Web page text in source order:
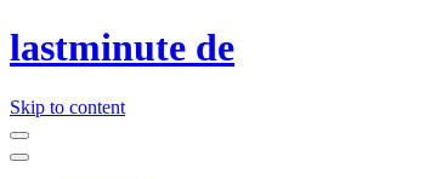
lastminute de
Skip to content